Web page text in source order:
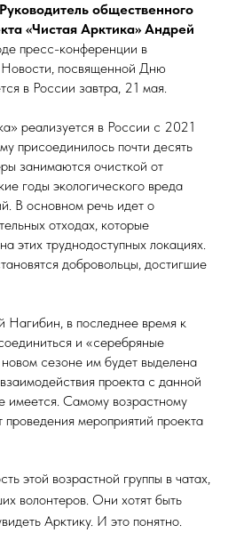
общественного
«Чистая Арктика» Андрей
пресс-конференции в
посвященной Дню
в России завтра, 21 мая.
реализуется в России с 2021
присоединилось почти десять
занимаются очисткой от
годы экологического вреда
В основном речь идет о
отходах, которые
этих труднодоступных локациях.
добровольцы, достигшие
Нагибин, в последнее время к
и «серебряные
сезоне им будет выделена
проекта с данной
имеется. Самому возрастному
мероприятий проекта
этой возрастной группы в чатах,
волонтеров. Они хотят быть
Арктику. И это понятно.